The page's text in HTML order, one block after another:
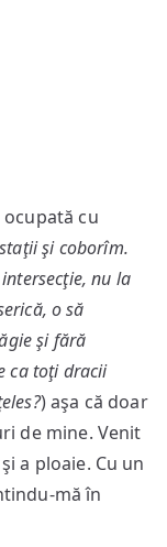
cu
şi coborîm.
nu la
o să
şi fără
ca toţi dracii
) aşa că doar
de mine. Venit
a ploaie. Cu un
mă în